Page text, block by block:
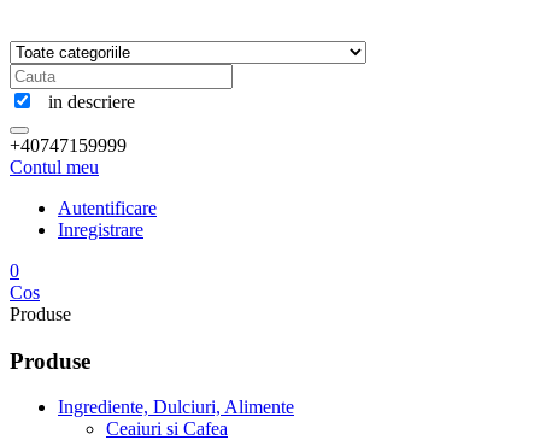
in descriere
+40747159999
Contul meu
Autentificare
Inregistrare
0
Cos
Produse
Produse
Ingrediente, Dulciuri, Alimente
Ceaiuri si Cafea